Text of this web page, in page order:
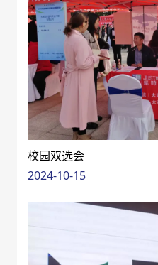
校园双选会
2024-10-15